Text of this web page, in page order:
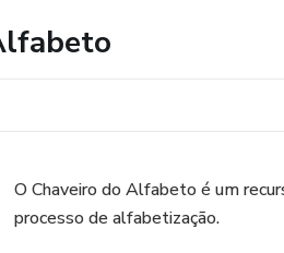
O Chaveiro do Alfabeto é um
processo de alfabetização.